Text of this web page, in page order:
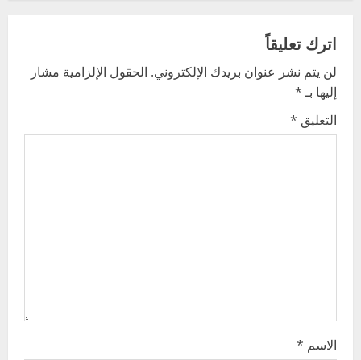
v
i
g
اترك تعليقاً
لن يتم نشر عنوان بريدك الإلكتروني. الحقول الإلزامية مشار
إليها بـ*
التعليق *
الاسم *